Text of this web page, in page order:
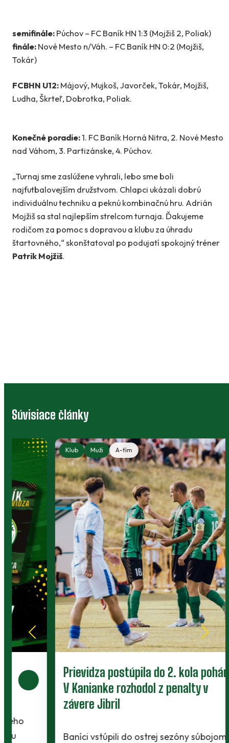
semifinále: Púchov – FC Baník HN 1:3 (Mojžiš 2, Poliak)
finále: Nové Mesto n/Váh. – FC Baník HN 0:2 (Mojžiš,
Tokár)
FCBHN U12: Májový, Mujkoš, Javorček, Tokár, Mojžiš,
Ludha, Škrteľ, Dobrotka, Poliak.
Konečné poradie:1. FC Baník Horná Nitra, 2. Nové Mesto
nad Váhom, 3. Partizánske, 4. Púchov.
„Turnaj sme zaslúžene vyhrali, lebo sme boli
najfutbalovejším družstvom. Chlapci ukázali dobrú
individuálnu techniku a peknú kombinačnú hru. Adrián
Mojžiš sa stal najlepším strelcom turnaja. Ďakujeme
rodičom za pomoc s dopravou a klubu za úhradu
štartovného,“ skonštatoval po podujatí spokojný tréner
Patrik Mojžiš.
Súvisiace články
Klub Muži A-tím
Prievidza postúpila do 2. kola pohára.
V Kanianke rozhodol z penalty v
závere Jibril
Baníci vstúpili do ostrej sezóny súbojom 1. kola